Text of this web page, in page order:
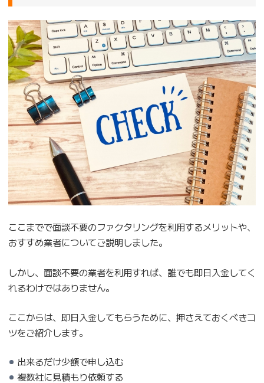
ここまでで面談不要のファクタリングを利用するメリットや、
おすすめ業者についてご説明しました。
しかし、面談不要の業者を利用すれば、誰でも即日入金してく
れるわけではありません。
ここからは、即日入金してもらうために、押さえておくべきコ
ツをご紹介します。
出来るだけ少額で申し込む
複数社に見積もり依頼する